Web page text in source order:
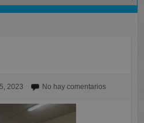
2023 No hay comentarios